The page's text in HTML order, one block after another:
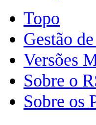
Topo
Gestão
Versões
Sobre o
Sobre os